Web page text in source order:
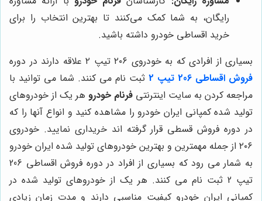
رایگان، به شما کمک می‌کنند تا بهترین انتخاب را برای
خرید اقساطی خودرو داشته باشید.
بسیاری از افرادی که به خودروی ۲۰۶ تیپ ۲ علاقه دارند در دوره
فروش اقساطی 206 تیپ 2
ثبت نام می کنند. شما می توانید با
مراجعه کردن به سایت اینترنتی فرنام خودرو هر یک از خودروهای
تولید شده کمپانی ایران خودرو را مشاهده کنید و انواع آنها را که
در دوره فروش قسطی قرار گرفته اند خریداری نمایید. خودروی
۲۰۶ از جمله مهمترین و بهترین خودروهای تولید شده ایران خودرو
به شمار می رود که بسیاری از افراد در دوره فروش اقساطی 206
تیپ 2 ثبت ‌نام می‌ کنند. هر یک از خودروهای تولید شده در
کمپانی ایران خودرو کیفیت مناسبی دارند و مدت زمان زیادی